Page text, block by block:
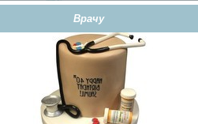
Врачу